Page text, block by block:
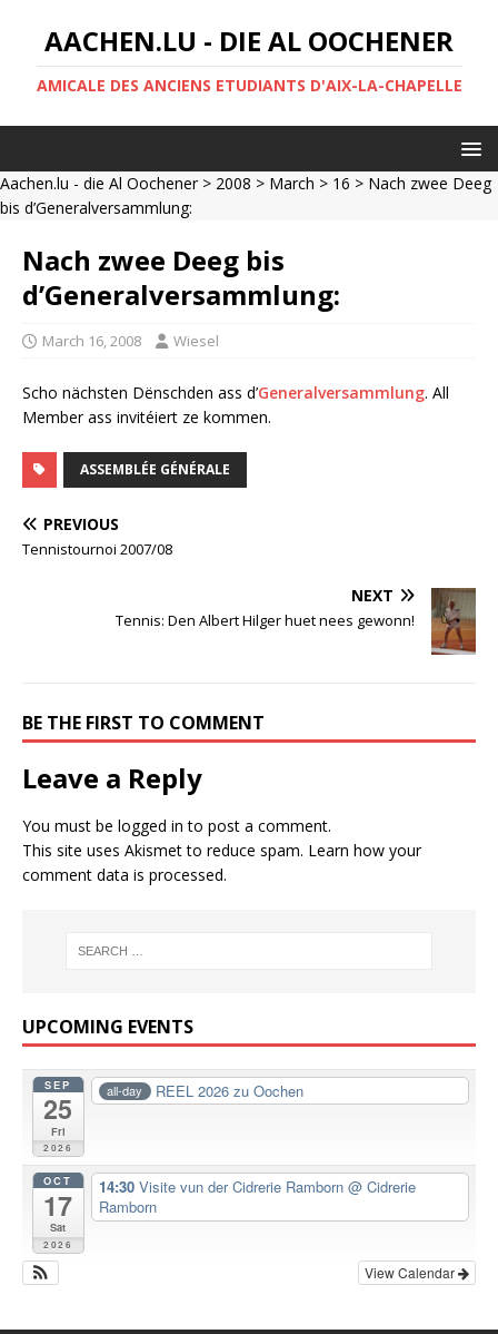
AACHEN.LU - DIE AL OOCHENER
AMICALE DES ANCIENS ETUDIANTS D'AIX-LA-CHAPELLE
Aachen.lu - die Al Oochener> 2008 > March > 16 > Nach zwee Deeg
bis d’Generalversammlung:
Nach zwee Deeg bis
d’Generalversammlung:
March 16, 2008 Wiesel
Scho nächsten Dënschden ass d’Generalversammlung. All
Member ass invitéiert ze kommen.
ASSEMBLÉE GÉNÉRALE
PREVIOUS
Tennistournoi 2007/08
NEXT
Tennis: Den Albert Hilger huet nees gewonn!
BE THE FIRST TO COMMENT
Leave a Reply
You must be logged in to post a comment.
This site uses Akismet to reduce spam. Learn how your
comment data is processed.
UPCOMING EVENTS
SEP
25
Fri
2026
all-day REEL 2026 zu Oochen
OCT
17
Sat
2026
14:30 Visite vun der Cidrerie Ramborn @ Cidrerie
Ramborn
View Calendar